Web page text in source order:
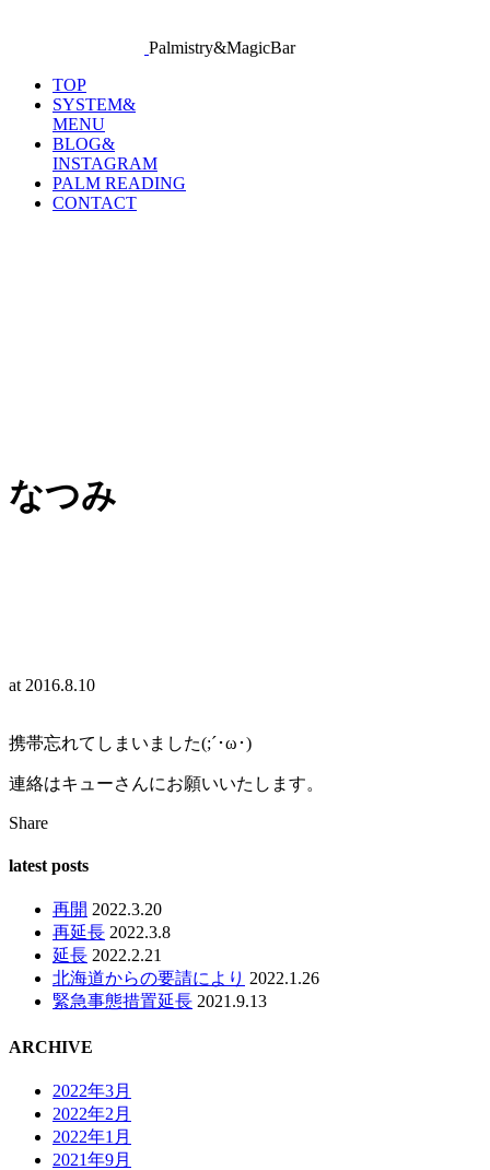
Palmistry&MagicBar
TOP
SYSTEM&
MENU
BLOG&
INSTAGRAM
PALM READING
CONTACT
なつみ
at 2016.8.10
携帯忘れてしまいました(;´･ω･)
連絡はキューさんにお願いいたします。
Share
latest posts
再開 2022.3.20
再延長 2022.3.8
延長 2022.2.21
北海道からの要請により 2022.1.26
緊急事態措置延長 2021.9.13
ARCHIVE
2022年3月
2022年2月
2022年1月
2021年9月